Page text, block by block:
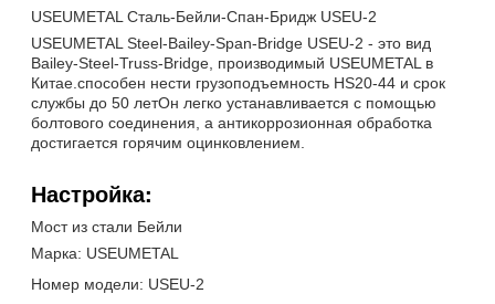
USEUMETAL Сталь-Бейли-Спан-Бридж USEU-2
USEUMETAL Steel-Bailey-Span-Bridge USEU-2 - это вид
Bailey-Steel-Truss-Bridge, производимый USEUMETAL в
Китае.способен нести грузоподъемность HS20-44 и срок
службы до 50 летОн легко устанавливается с помощью
болтового соединения, а антикоррозионная обработка
достигается горячим оцинковлением.
Настройка:
Мост из стали Бейли
Марка: USEUMETAL
Номер модели: USEU-2